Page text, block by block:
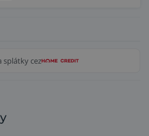
splátky cez